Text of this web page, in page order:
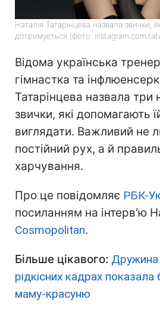
Наталія Татарінцева назвала звички,
дотримується (фото:
Відома українська
гімнастка та
Татарінцева назвала три
звички, які допомагають
виглядати. Важливий не
постійний рух, а й
харчування.
Про це повідомляє РБК-
посиланням на інтерв'ю
Cosmopolitan.
Більше цікавого: Дружина
рідкісних кадрах показала
маму-красуню